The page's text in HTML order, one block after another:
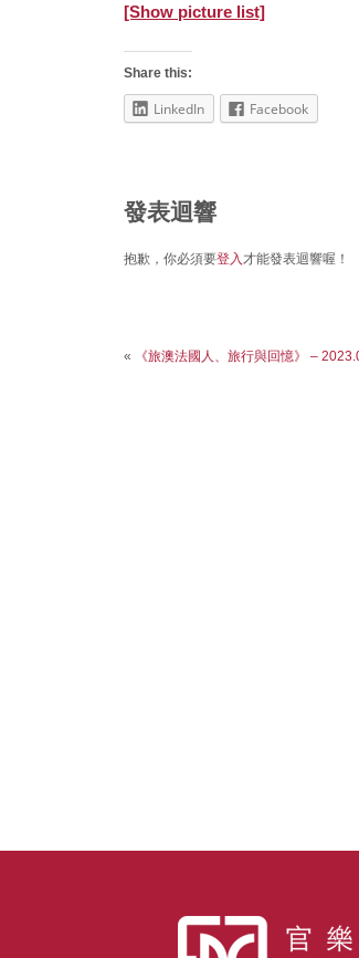
[Show picture list]
Share this:
LinkedIn Facebook
發表迴響
抱歉，你必須要登入 才能發表迴響喔！
« 《旅澳法國人、旅行與回憶》 –